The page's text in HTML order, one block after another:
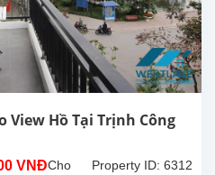
40m²,
nội thất
cao
cấp,
nhiều
sáng
View Hồ Tại Trịnh Công
VNĐ Property ID: 6312
Cho